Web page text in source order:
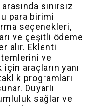
sınırsız
para birimi
seçenekleri,
ve çeşitli ödeme
alır. Eklenti
ve
araçların yanı
programları
Duyarlı
sağlar ve